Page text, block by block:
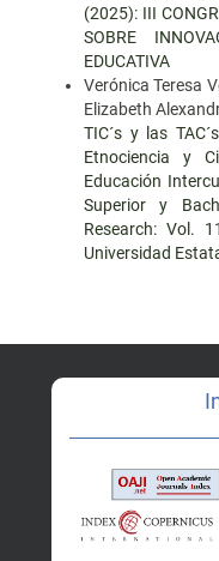
(2025): III
SOBRE
EDUCATIVA
Verónica Teresa
Elizabeth
TIC´s y las
Etnociencia y
Educación
Superior y
Research: Vol.
Universidad